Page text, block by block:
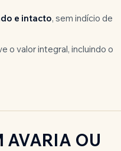
e intacto, sem indício de
o valor integral, incluindo o
AVARIA OU